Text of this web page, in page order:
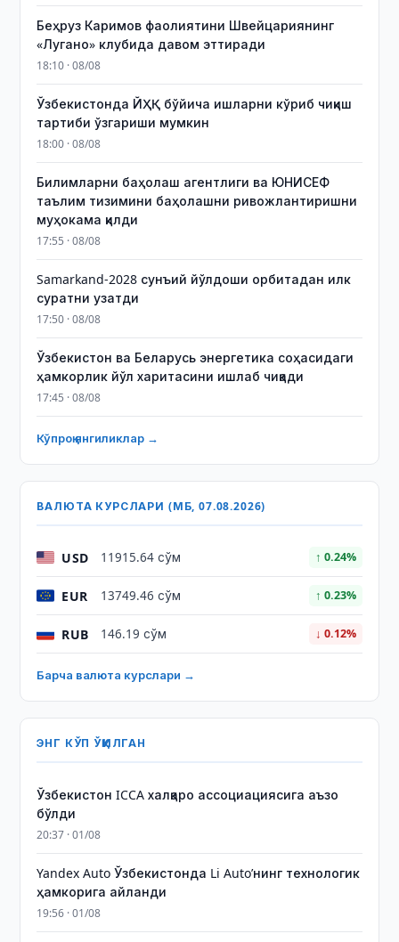
Беҳруз Каримов фаолиятини Швейцариянинг
«Лугано» клубида давом эттиради
18:10 · 08/08
Ўзбекистонда ЙҲҚ бўйича ишларни кўриб чиқиш
тартиби ўзгариши мумкин
18:00 · 08/08
Билимларни баҳолаш агентлиги ва ЮНИСЕФ
таълим тизимини баҳолашни ривожлантиришни
муҳокама қилди
17:55 · 08/08
Samarkand-2028 сунъий йўлдоши орбитадан илк
суратни узатди
17:50 · 08/08
Ўзбекистон ва Беларусь энергетика соҳасидаги
ҳамкорлик йўл харитасини ишлаб чиқади
17:45 · 08/08
Кўпроқ янгиликлар →
ВАЛЮТА КУРСЛАРИ (МБ, 07.08.2026)
USD 11915.64 сўм ↑ 0.24%
EUR 13749.46 сўм ↑ 0.23%
RUB 146.19 сўм ↓ 0.12%
Барча валюта курслари →
ЭНГ КЎП ЎҚИЛГАН
Ўзбекистон ICCA халқаро ассоциациясига аъзо
бўлди
20:37 · 01/08
Yandex Auto Ўзбекистонда Li Auto’нинг технологик
ҳамкорига айланди
19:56 · 01/08